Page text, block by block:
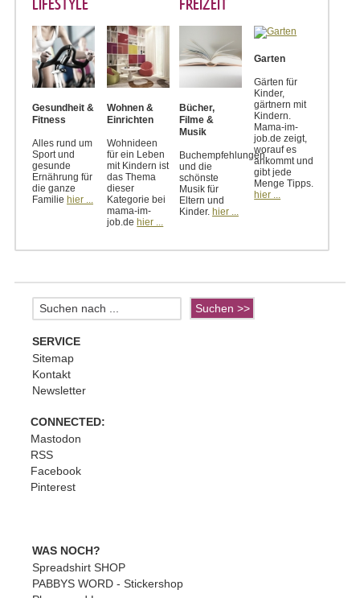
LIFESTYLE
Gesundheit &
Fitness
Alles rund um
Sport und
gesunde
Ernährung für
die ganze
Familie hier ...
Wohnen &
Einrichten
Wohnideen
für ein Leben
mit Kindern ist
das Thema
dieser
Kategorie bei
mama-im-
job.de hier ...
FREIZEIT
Bücher,
Filme &
Musik
Buchempfehlungen
und die
schönste
Musik für
Eltern und
Kinder. hier ...
Garten
Gärten für
Kinder,
gärtnern mit
Kindern.
Mama-im-
job.de zeigt,
worauf es
ankommt und
gibt jede
Menge Tipps.
hier ...
SERVICE
Sitemap
Kontakt
Newsletter
CONNECTED:
Mastodon
RSS
Facebook
Pinterest
WAS NOCH?
Spreadshirt SHOP
PABBYS WORD - Stickershop